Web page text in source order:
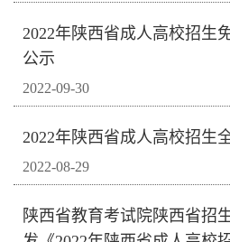
2022年陕西省成人高校招生
公示
2022-09-30
2022年陕西省成人高校招生
2022-08-29
陕西省教育考试院陕西省招